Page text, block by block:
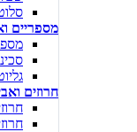
מספריים
חרוזים